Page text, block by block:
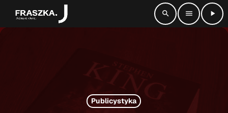
search menu
play_arrow
Publicystyka